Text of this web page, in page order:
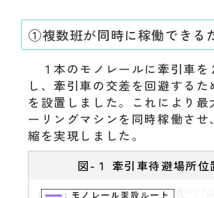
①複数班が同時に稼働できる
１本のモノレールに牽引車を
し、牽引車の交差を回避するた
を設置しました。これにより最
ーリングマシンを同時稼働させ
縮を実現しました。
図-１ 牽引車待避場所位